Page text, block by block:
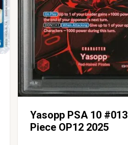
Yasopp PSA 10
Piece OP12 2025